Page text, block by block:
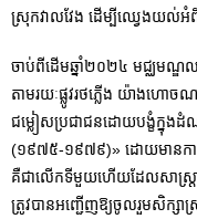
ស្រុកវាលវែង ដើម្បីឈ្វេងយល់អំ
ចាប់ពីដើមឆ្នាំ២០២៤ មជ្ឈមណ្ឌ
តាមរយៈផ្លូវរថភ្លើង យ៉ាងហោ
ជម្លៀសប្រជាជនដោយបង្ខំក្នុង
(១៩៧៥-១៩៧៩)» ដោយមានកា
គឺជា​លើក​ទី​មួយ​ហើយ​ដែល​សាស្រ្តា
ត្រូវ​បាន​អញ្ជើញឱ្យចូលរួមសិក្សាស្រា